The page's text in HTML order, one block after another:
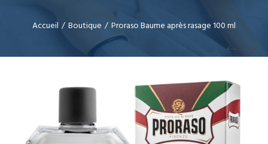
Accueil / Boutique / Proraso Baume après rasage 100 ml